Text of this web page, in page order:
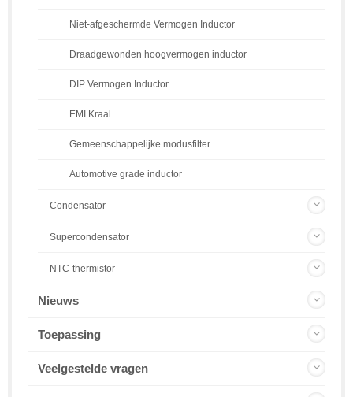
Niet-afgeschermde Vermogen Inductor
Draadgewonden hoogvermogen inductor
DIP Vermogen Inductor
EMI Kraal
Gemeenschappelijke modusfilter
Automotive grade inductor
Condensator
Supercondensator
NTC-thermistor
Nieuws
Toepassing
Veelgestelde vragen